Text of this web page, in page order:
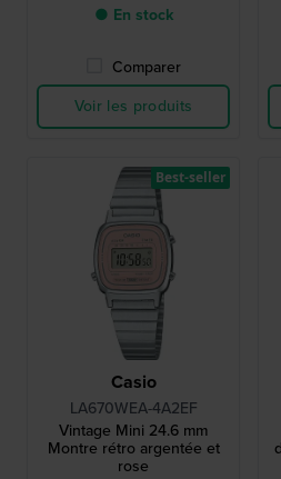
● En stock
Comparer
Voir les produits
Casio
LA670WEA-4A2EF
Vintage Mini 24.6 mm
Montre rétro argentée et
rose
Best-seller